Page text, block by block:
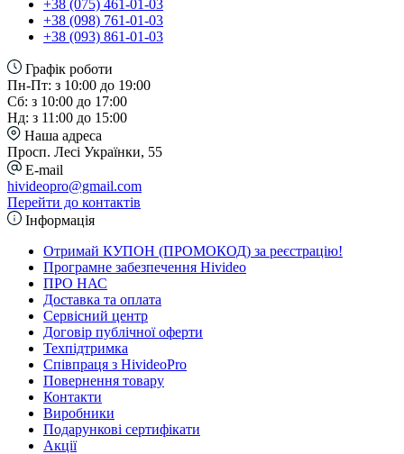
+38 (075) 461-01-03
+38 (098) 761-01-03
+38 (093) 861-01-03
Графік роботи
Пн-Пт: з 10:00 до 19:00
Сб: з 10:00 до 17:00
Нд: з 11:00 до 15:00
Наша адреса
Просп. Лесі Українки, 55
E-mail
hivideopro@gmail.com
Перейти до контактів
Інформація
Отримай КУПОН (ПРОМОКОД) за реєстрацію!
Програмне забезпечення Hivideo
ПРО НАС
Доставка та оплата
Сервісний центр
Договір публічної оферти
Техпідтримка
Співпраця з HivideoPro
Повернення товару
Контакти
Виробники
Подарункові сертифікати
Акції